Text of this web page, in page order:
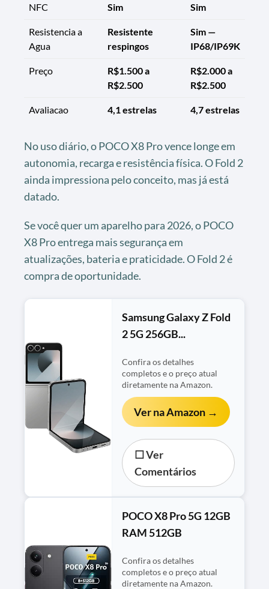
NFC Sim Sim
Resistencia a
Agua
Resistente
respingos
Sim —
IP68/IP69K
Preço
R$1.500 a
R$2.500
R$2.000 a
R$2.500
Avaliacao 4,1 estrelas 4,7 estrelas
No uso diário, o POCO X8 Pro vence longe em
autonomia, recarga e resistência física. O Fold 2
ainda impressiona pelo conceito, mas já está
datado.
Se você quer um aparelho para 2026, o POCO
X8 Pro entrega mais segurança em
atualizações, bateria e praticidade. O Fold 2 é
compra de oportunidade.
Samsung Galaxy Z Fold
2 5G 256GB...
Confira os detalhes
completos e o preço atual
diretamente na Amazon.
Ver na Amazon →
☐ Ver
Comentários
POCO X8 Pro 5G 12GB
RAM 512GB
Confira os detalhes
completos e o preço atual
diretamente na Amazon.